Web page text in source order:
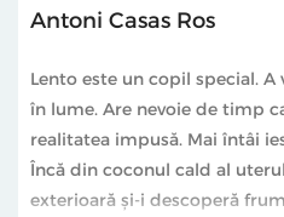
Antoni Casas Ros
Lento este un copil special. A
în lume. Are nevoie de timp
realitatea impusă. Mai întâi
Încă din coconul cald al
exterioară şi-i descoperă